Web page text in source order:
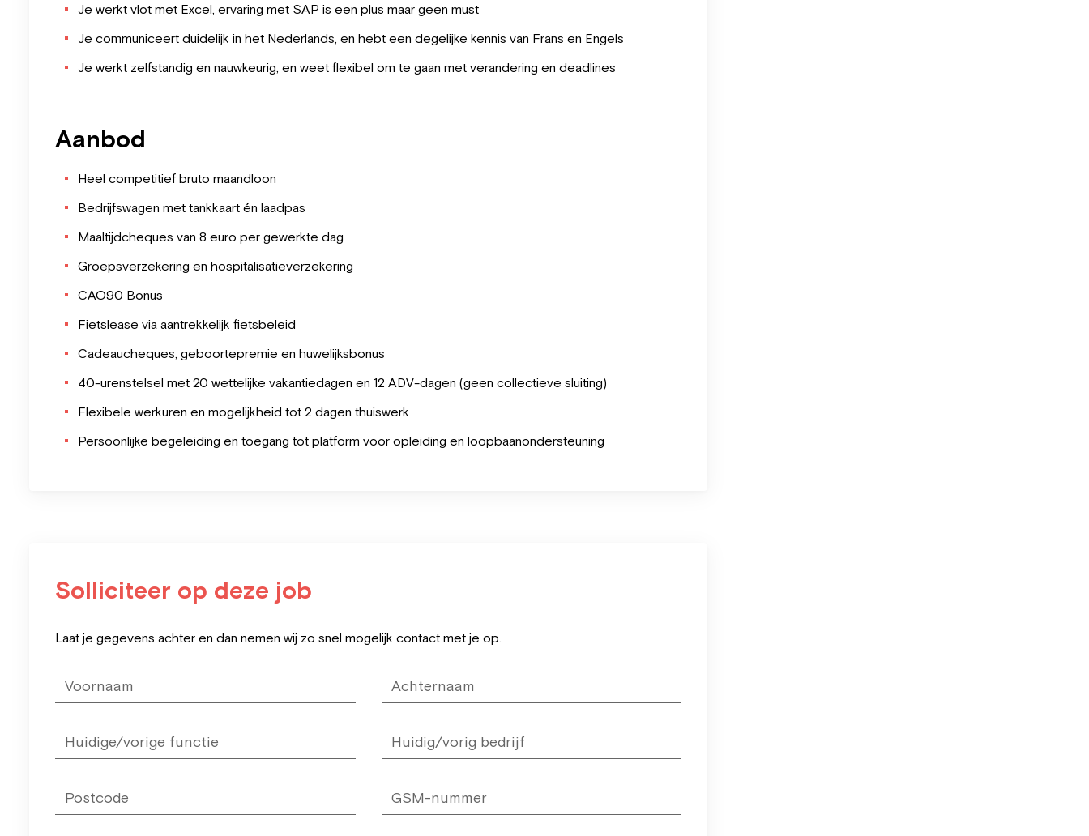
Je werkt vlot met Excel, ervaring met SAP is een plus maar geen must
Je communiceert duidelijk in het Nederlands, en hebt een degelijke kennis van Frans en Engels
Je werkt zelfstandig en nauwkeurig, en weet flexibel om te gaan met verandering en deadlines
Aanbod
Heel competitief bruto maandloon
Bedrijfswagen met tankkaart én laadpas
Maaltijdcheques van 8 euro per gewerkte dag
Groepsverzekering en hospitalisatieverzekering
CAO90 Bonus
Fietslease via aantrekkelijk fietsbeleid
Cadeaucheques, geboortepremie en huwelijksbonus
40-urenstelsel met 20 wettelijke vakantiedagen en 12 ADV-dagen (geen collectieve sluiting)
Flexibele werkuren en mogelijkheid tot 2 dagen thuiswerk
Persoonlijke begeleiding en toegang tot platform voor opleiding en loopbaanondersteuning
Solliciteer op deze job
blank
Laat je gegevens achter en dan nemen wij zo snel mogelijk contact met je op.